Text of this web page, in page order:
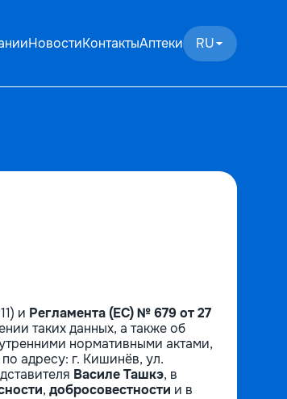
НовостиКонтактыАптеки RU
и Регламента (ЕС) № 679 от 27
таких данных, а также об
нормативными актами,
адресу: г. Кишинёв, ул.
Василе Ташкэ, в
, добросовестности и в